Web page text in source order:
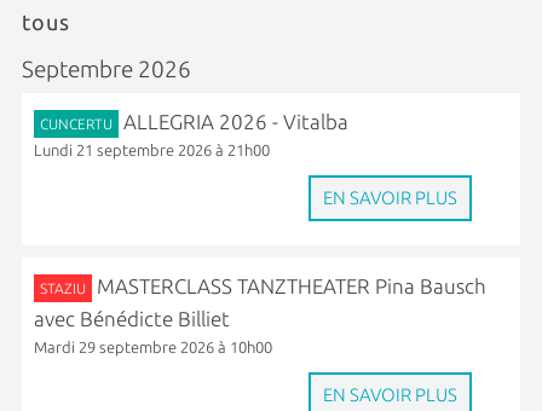
tous
Septembre 2026
CUNCERTU ALLEGRIA 2026 - Vitalba
Lundi 21 septembre 2026 à 21h00
EN SAVOIR PLUS
STAZIU
MASTERCLASS TANZTHEATER Pina Bausch
avec Bénédicte Billiet
Mardi 29 septembre 2026 à 10h00
EN SAVOIR PLUS